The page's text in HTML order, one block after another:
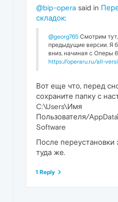
@bip-opera said in
складок:
@georg765 Смотрим
предыдущие версии. Я
вниз, начиная с Оперы
https://operaru.ru/all-
Вот еще что, перед
сохраните папку с
C:\Users\Имя
Пользователя/
Software
После переустановки
туда же.
1 Reply